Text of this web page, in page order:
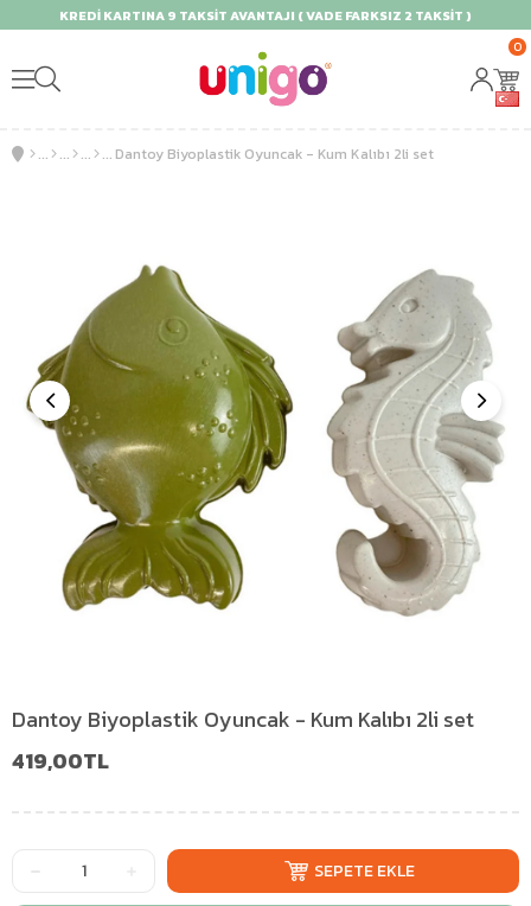
KREDİ KARTINA 9 TAKSİT AVANTAJI ( VADE FARKSIZ 2 TAKSİT )
0
Dantoy Biyoplastik Oyuncak - Kum Kalıbı 2li set
Dantoy Biyoplastik Oyuncak - Kum Kalıbı 2li set
419,00TL